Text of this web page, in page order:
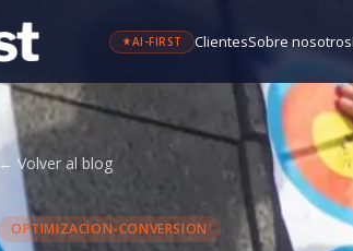
AI-FIRST ClientesSobre nosotros
← Volver al blog
OPTIMIZACION-CONVERSION